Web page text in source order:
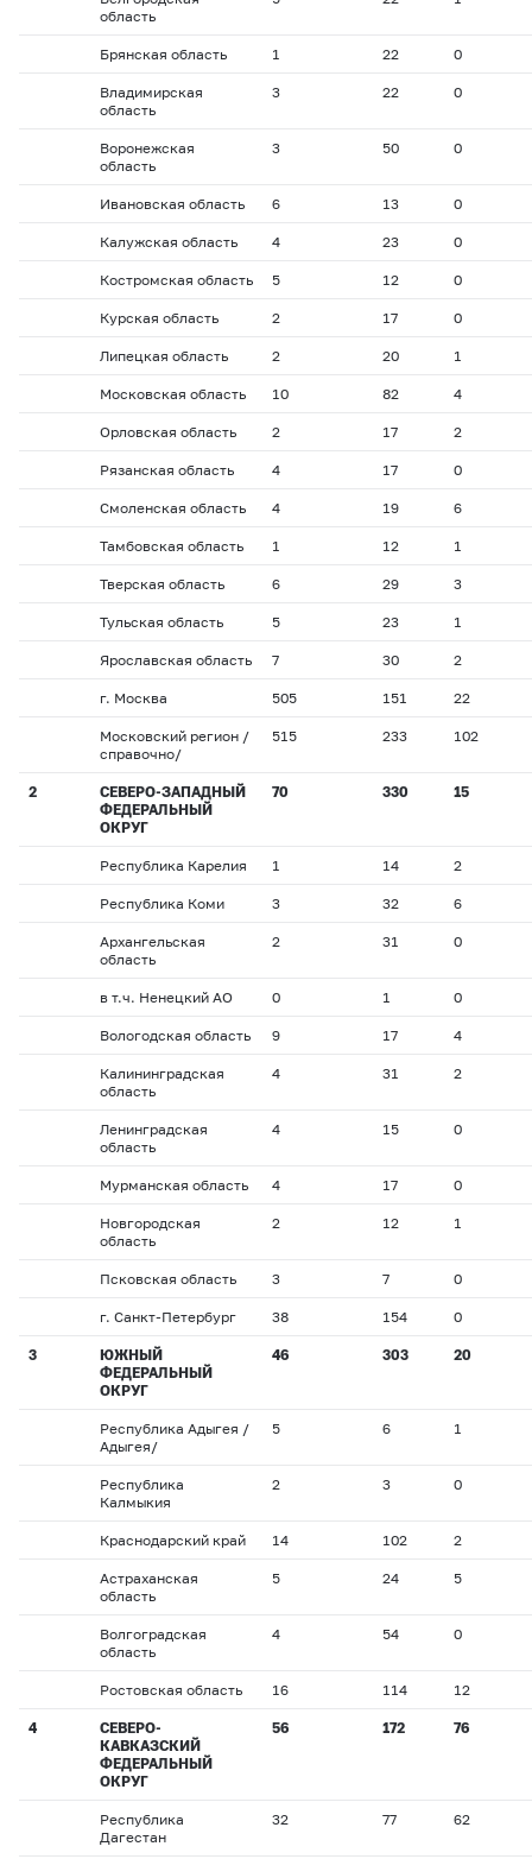
область
Брянская область 1 22 0
Владимирская
область
3 22 0
Воронежская
область
3 50 0
Ивановская область 6 13 0
Калужская область 4 23 0
Костромская область 5 12 0
Курская область 2 17 0
Липецкая область 2 20 1
Московская область 10 82 4
Орловская область 2 17 2
Рязанская область 4 17 0
Смоленская область 4 19 6
Тамбовская область 1 12 1
Тверская область 6 29 3
Тульская область 5 23 1
Ярославская область 7 30 2
г. Москва 505 151 22
Московский регион /
справочно/
515 233 102
2
СЕВЕРО-ЗАПАДНЫЙ
ФЕДЕРАЛЬНЫЙ
ОКРУГ
70 330 15
Республика Карелия 1 14 2
Республика Коми 3 32 6
Архангельская
область
2 31 0
в т.ч. Ненецкий АО 0 1 0
Вологодская область 9 17 4
Калининградская
область
4 31 2
Ленинградская
область
4 15 0
Мурманская область 4 17 0
Новгородская
область
2 12 1
Псковская область 3 7 0
г. Санкт-Петербург 38 154 0
3
ЮЖНЫЙ
ФЕДЕРАЛЬНЫЙ
ОКРУГ
46 303 20
Республика Адыгея /
Адыгея/
5 6 1
Республика
Калмыкия
2 3 0
Краснодарский край 14 102 2
Астраханская
область
5 24 5
Волгоградская
область
4 54 0
Ростовская область 16 114 12
4
СЕВЕРО-
КАВКАЗСКИЙ
ФЕДЕРАЛЬНЫЙ
ОКРУГ
56 172 76
Республика
Дагестан
32 77 62